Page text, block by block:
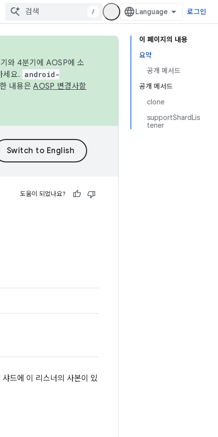
/ 로그인
이 페이지의 내용
요약
공개 메서드
공개 메서드
clone
supportShardLis
tener
와 4분기에 AOSP에 소
세요. android-
내용은AOSP 변경사항
도움이 되었나요?
드에 이 리스너의 사본이 있